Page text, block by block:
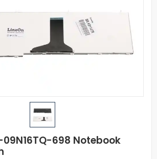
698 Notebook